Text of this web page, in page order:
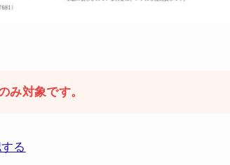
み対象です。
る